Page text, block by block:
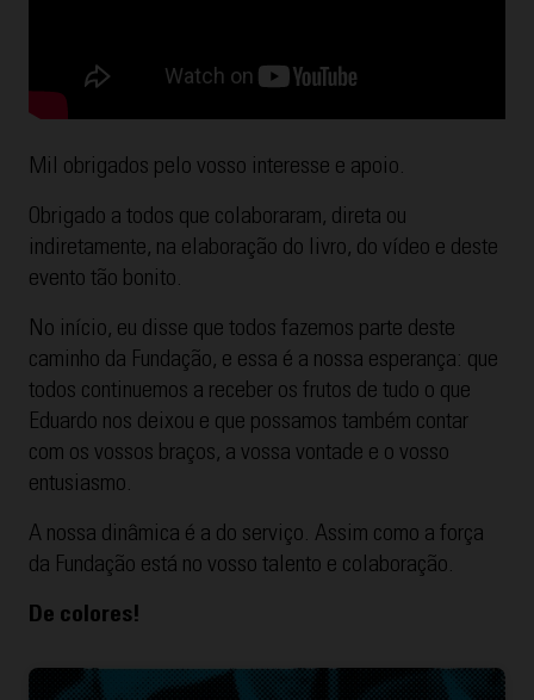
Mil obrigados pelo vosso interesse e apoio.
Obrigado a todos que colaboraram, direta ou
indiretamente, na elaboração do livro, do vídeo e deste
evento tão bonito.
No início, eu disse que todos fazemos parte deste
caminho da Fundação, e essa é a nossa esperança: que
todos continuemos a receber os frutos de tudo o que
Eduardo nos deixou e que possamos também contar
com os vossos braços, a vossa vontade e o vosso
entusiasmo.
A nossa dinâmica é a do serviço. Assim como a força
da Fundação está no vosso talento e colaboração.
De colores!